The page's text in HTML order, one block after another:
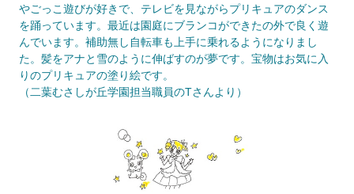
やごっこ遊びが好きで、テレビを見ながらプリキュアのダンス
を踊っています。最近は園庭にブランコができたの外で良く遊
んでいます。補助無し自転車も上手に乗れるようになりまし
た。髪をアナと雪のように伸ばすのが夢です。宝物はお気に入
りのプリキュアの塗り絵です。
（二葉むさしが丘学園担当職員のTさんより）